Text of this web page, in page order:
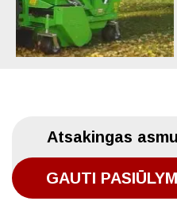
Atsakingas
GAUTI